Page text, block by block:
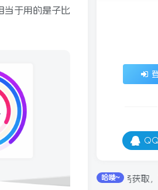
当于用的是子比
哈喽~
积分可通过签到和每日任务获取，可别